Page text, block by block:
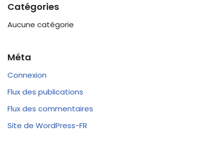
Catégories
Aucune catégorie
Méta
Connexion
Flux des publications
Flux des commentaires
Site de WordPress-FR